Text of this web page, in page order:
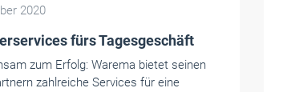
2020
fürs Tagesgeschäft
zum Erfolg: Warema bietet seinen
zahlreiche Services für eine